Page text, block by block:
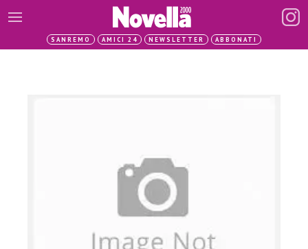
SANREMO AMICI 24 NEWSLETTER ABBONATI